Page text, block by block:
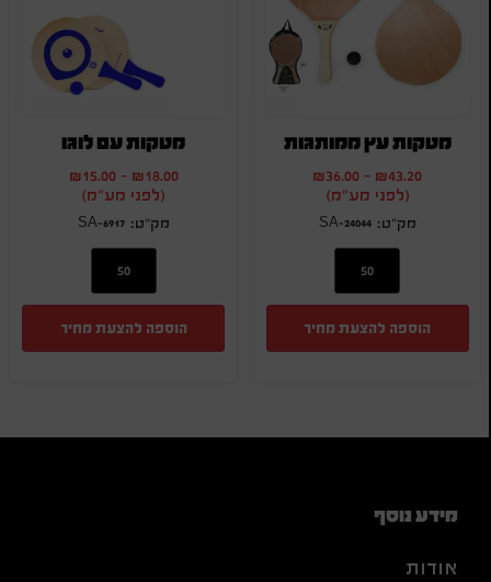
מטקות עץ ממותגות
₪43.20
-
₪36.00
(לפני מע"מ)
SA-24044
הוספה להצעת מחיר
מטקות עם לוגו
₪18.00
-
₪15.00
(לפני מע"מ)
SA-6917
הוספה להצעת מחיר
מידע נוסף
אודות